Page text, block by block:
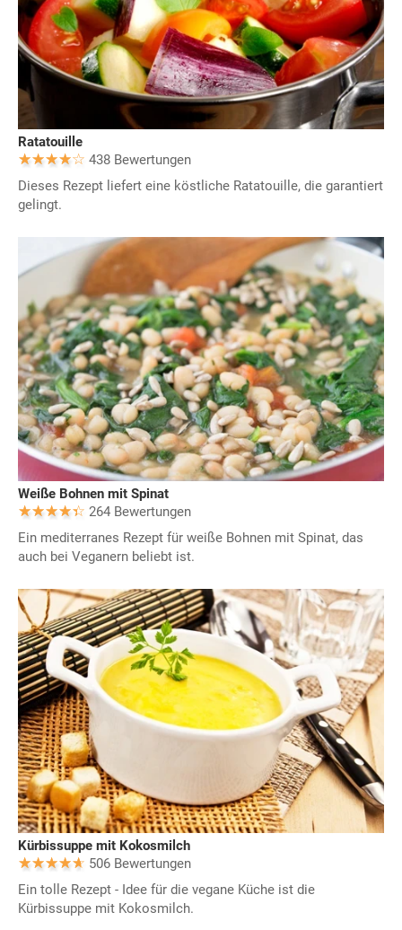
Ratatouille
438 Bewertungen
Dieses Rezept liefert eine köstliche Ratatouille, die garantiert
gelingt.
Weiße Bohnen mit Spinat
264 Bewertungen
Ein mediterranes Rezept für weiße Bohnen mit Spinat, das
auch bei Veganern beliebt ist.
Kürbissuppe mit Kokosmilch
506 Bewertungen
Ein tolle Rezept - Idee für die vegane Küche ist die
Kürbissuppe mit Kokosmilch.